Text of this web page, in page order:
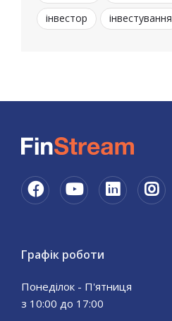
інвестор
інвестування
Графік роботи
Понеділок - П'ятниця
з 10:00 до 17:00